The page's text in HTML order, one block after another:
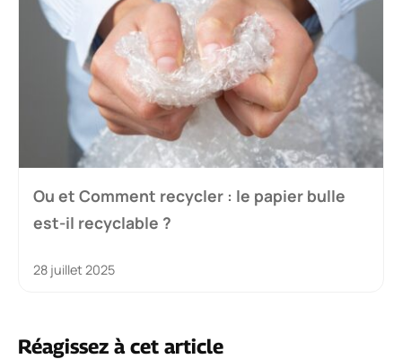
Ou et Comment recycler : le papier bulle
est-il recyclable ?
28 juillet 2025
Réagissez à cet article